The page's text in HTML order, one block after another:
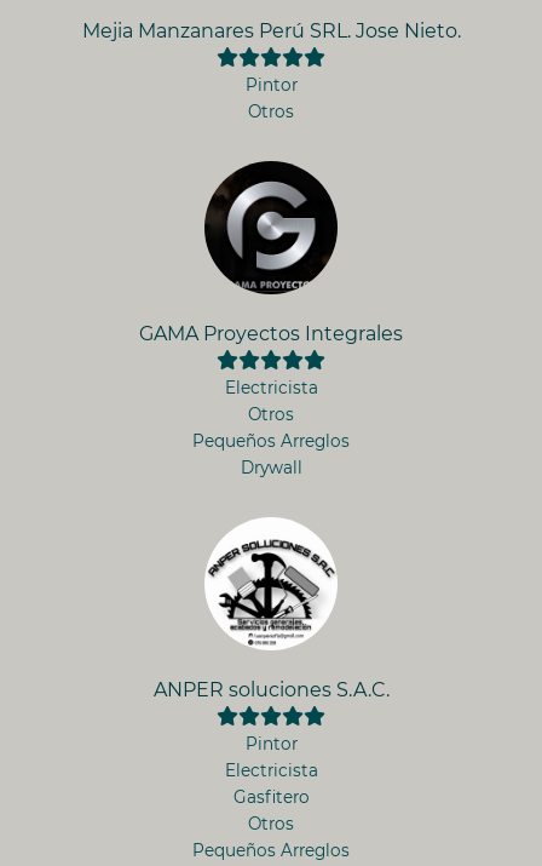
Mejia Manzanares Perú SRL. Jose Nieto.
Pintor
Otros
GAMA Proyectos Integrales
Electricista
Otros
Pequeños Arreglos
Drywall
ANPER soluciones S.A.C.
Pintor
Electricista
Gasfitero
Otros
Pequeños Arreglos